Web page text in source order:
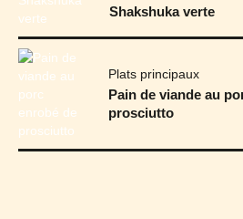
Shakshuka verte
Plats principaux
Pain de viande au
prosciutto